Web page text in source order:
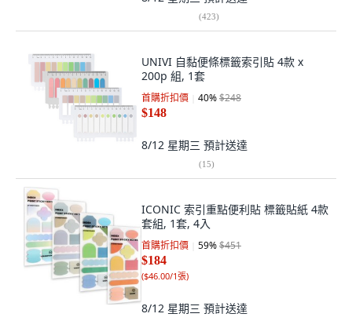
(423)
UNIVI 自黏便條標籤索引貼 4款 x
200p 組, 1套
首購折扣價 40%$248
$148
8/12 星期三 預計送達
(15)
ICONIC 索引重點便利貼 標籤貼紙 4款
套組, 1套, 4入
首購折扣價 59%$451
$184
($46.00/1張)
8/12 星期三 預計送達